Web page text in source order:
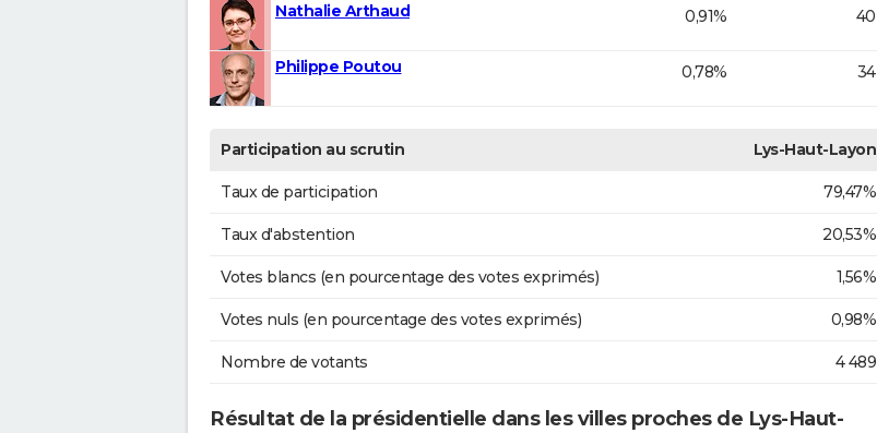
Nathalie Arthaud 0,91% 40
Philippe Poutou 0,78% 34
Participation au scrutin Lys-Haut-Layon
Taux de participation 79,47%
Taux d'abstention 20,53%
Votes blancs (en pourcentage des votes exprimés) 1,56%
Votes nuls (en pourcentage des votes exprimés) 0,98%
Nombre de votants 4 489
Résultat de la présidentielle dans les villes proches de Lys-Haut-